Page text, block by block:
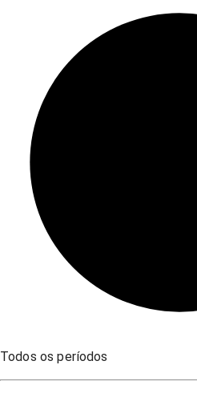
Todos os períodos